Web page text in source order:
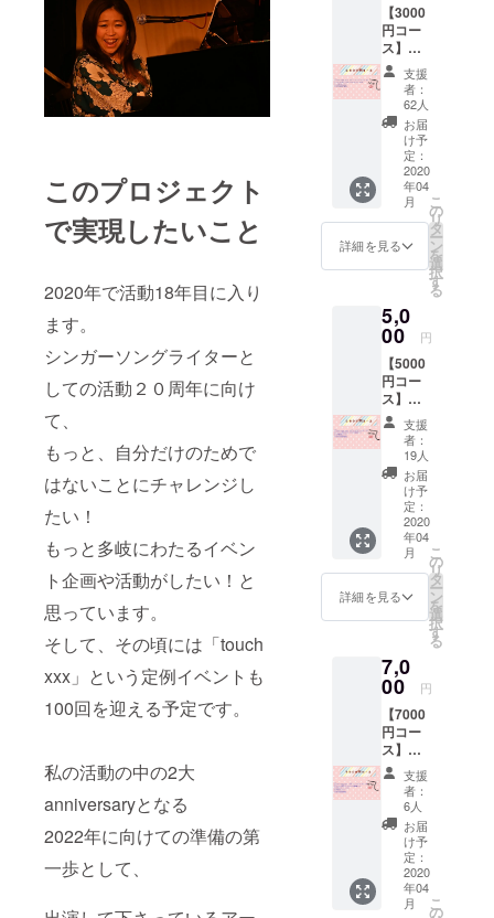
このプロジェクト
で実現したいこと
2020年で活動18年目に入り
ます。
シンガーソングライターと
しての活動２０周年に向け
て、
もっと、自分だけのためで
はないことにチャレンジし
たい！
もっと多岐にわたるイベン
ト企画や活動がしたい！と
思っています。
そして、その頃には「touch
xxx」という定例イベントも
100回を迎える予定です。
私の活動の中の2大
anniversaryとなる
2022年に向けての準備の第
一歩として、
毎月開催の
企画イベン
ト touch
xxx に評価も
高い。
いただいた
ご縁、
アーティス
トとファン
の方を繋ぐ
ピレーショ
制作のため
のクラウド
ファンディ
ングに初
チャレンジ
【3000
円コー
ス】
①”touc
h more
music
vol.1"コ
ンピ
レー
ション
CD １枚
②CF限
定！ポ
スト
カード1
種類
ダムで
６種
類） ※
複数枚
ご購入
の方に
は、重
複しな
いよう
にこち
らでセ
レクト
限定缶
バッジ
④活動
日誌閲
進捗ご
報告・
限定活
動報告)
支援
者：
62人
お届
け予
定：
2020
年04
月
詳細を見る
こ
の
リ
タ
ー
ン
を
選
択
す
る
5,0
00 円
【5000
円コー
ス】
①”touc
h more
music
vol.1"コ
ンピ
レー
ション
CD １枚
②CF限
定！ポ
スト
カード
６種類
定缶
バッジ
④活動
日誌閲
覧権！
(最低週
に1回、
進捗ご
報告・
限定活
動報告)
支援
者：
19人
お届
け予
定：
2020
年04
月
詳細を見る
こ
の
リ
タ
ー
ン
を
選
択
す
る
7,0
00 円
【7000
円コー
ス】
①”touc
h more
music
vol.1"コ
ンピ
レー
ション
CD １枚
②CF限
支援
者：
6人
お届
け予
定：
2020
年04
月
こ
の